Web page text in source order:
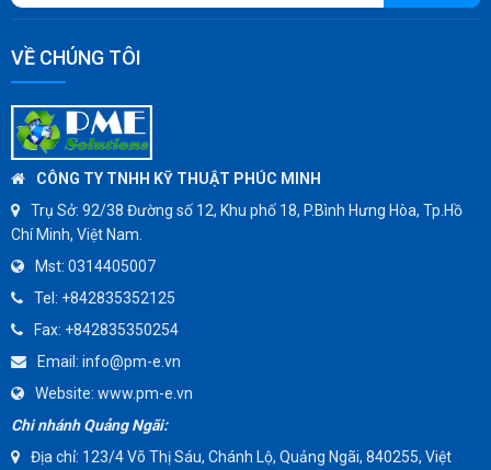
HAWKS
ZETKAMA
BZE
DYNO
WEFLO
SENSUS
TOMOE
SUNPASS
AMMETE
VỀ CHÚNG TÔI
CÔNG TY TNHH KỸ THUẬT PHÚC MINH
Trụ Sở: 92/38 Đường số 12, Khu phố 18, P.Bình Hưng Hòa, Tp.Hồ
Chí Minh, Việt Nam.
Mst: 0314405007
Tel: +842835352125
Fax: +842835350254
Email: info@pm-e.vn
Website: www.pm-e.vn
Chi nhánh Quảng Ngãi:
Địa chỉ: 123/4 Võ Thị Sáu, Chánh Lộ, Quảng Ngãi, 840255, Việt